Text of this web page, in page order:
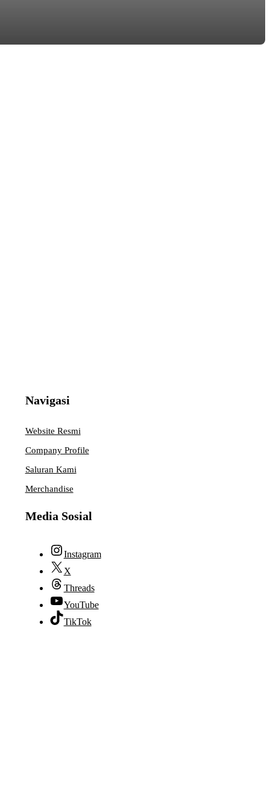
Navigasi
Website Resmi
Company Profile
Saluran Kami
Merchandise
Media Sosial
Instagram
X
Threads
YouTube
TikTok